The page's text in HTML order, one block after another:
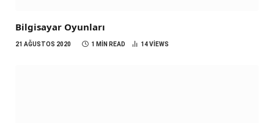
Bilgisayar Oyunları
21 AĞUSTOS 2020 1 MIN READ 14VIEWS